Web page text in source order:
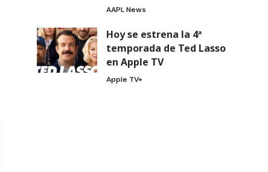
AAPL News
Hoy se estrena la 4ª
temporada de Ted Lasso
en Apple TV
Apple TV+